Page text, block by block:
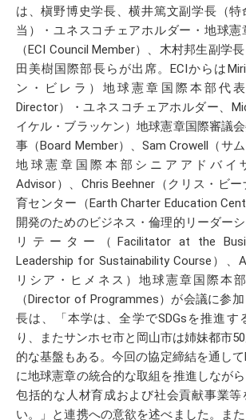
は、槇野博史学長、横井篤文副学長（特
当）・ユネスコチェアホルダー・地球憲
（ECI Council Member）、木村邦生副学
田美樹国際部長らが出席。ECIからは
ン・ビレラ）地球憲章国際本部代表
Director）・ユネスコチェアホルダー、
イケル・ブラッケン）地球憲章国際審議
事（Board Member）、Sam Crowell（サム
地球憲章国際本部シニアアドバイ
Advisor）、Chris Beehner（クリス・ビ
育センター（Earth Charter Education
開発のためのビジネス・倫理的リーダー
リテーター（Facilitator at the
Leadership for Sustainability Course）、
リシア・ヒメネス）地球憲章国際本
（Director of Programmes）が会議に参
長は、「本学は、全学でSDGsを推進す
り、またサンホセ市と岡山市は姉妹都市
的な基盤もある。今回の協定締結を通して
に地球憲章の統合的な取組を推進しなが
包括的な人材育成および社会貢献事業等
い。」と連携への意欲を述べました。ま